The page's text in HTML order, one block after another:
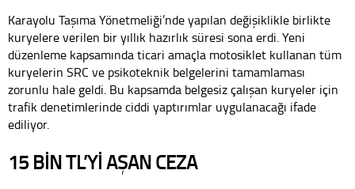
Karayolu Taşıma Yönetmeliği’nde yapılan değişiklikle birlikte
kuryelere verilen bir yıllık hazırlık süresi sona erdi. Yeni
düzenleme kapsamında ticari amaçla motosiklet kullanan tüm
kuryelerin SRC ve psikoteknik belgelerini tamamlaması
zorunlu hale geldi. Bu kapsamda belgesiz çalışan kuryeler için
trafik denetimlerinde ciddi yaptırımlar uygulanacağı ifade
ediliyor.
15 BİN TL’Yİ AŞAN CEZA